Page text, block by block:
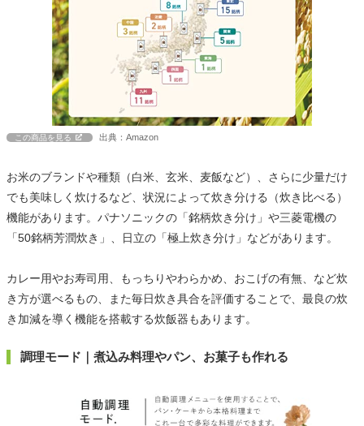
この商品を見る 出典：Amazon
お米のブランドや種類（白米、玄米、麦飯など）、さらに少量だけ
でも美味しく炊けるなど、状況によって炊き分ける（炊き比べる）
機能があります。パナソニックの「銘柄炊き分け」や三菱電機の
「50銘柄芳潤炊き」、日立の「極上炊き分け」などがあります。
カレー用やお寿司用、もっちりやわらかめ、おこげの有無、など炊
き方が選べるもの、また毎日炊き具合を評価することで、最良の炊
き加減を導く機能を搭載する炊飯器もあります。
調理モード｜煮込み料理やパン、お菓子も作れる